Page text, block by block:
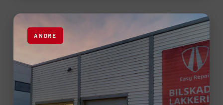
ANDRE